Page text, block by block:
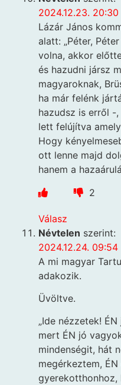
2024.12.23. 20:30
Lázár János
alatt: „Péter,
volna, akkor
és hazudni jársz
magyaroknak,
ha már felénk
hazudsz is erről -
lett felújítva
Hogy
ott lenne majd
hanem a
2
Válasz
Névtelen szerint:
2024.12.24. 09:54
A mi magyar
adakozik.
Üvöltve.
„Ide nézzetek!
mert ÉN jó
mindenségit, hát
megérkeztem,
gyerekotthonhoz,